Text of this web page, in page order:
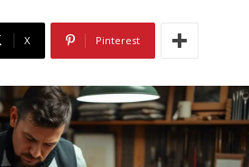
X Pinterest